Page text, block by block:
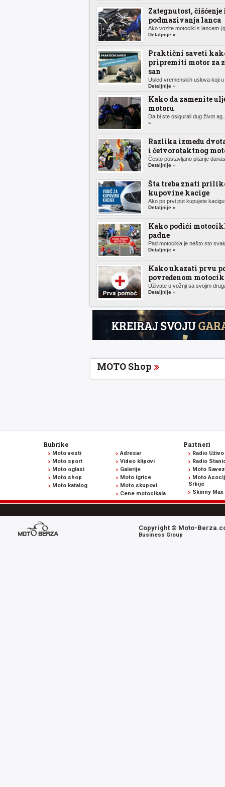
Zategnutost, čišćenje
podmazivanja lanca
Ako vozite motocikl s lancem
Detaljnije »
Praktični saveti
pripremiti motor za
san
Usled vremenskih uslova koji
Detaljnije »
Kako da zamenite
motoru
Da bi ste osigurali dug život
»
Razlika između
i četvorotaktnog
Često postavljano pitanje
Detaljnije »
Šta treba znati
kupovine kacige
Ako po prvi put kupujete
Detaljnije »
Kako podići
padne
Pad motocikla je nešto sto
Detaljnije »
Kako ukazati prvu
povređenom
Uživate u vožnji sa svojim
Detaljnije »
MOTO Shop
Rubrike
Moto vesti
Moto sport
Moto oglasi
Moto shop
Moto katalog
Adresar
Video klipovi
Galerije
Moto igrice
Moto skupovi
Cene motocikala
Partneri
Radio Uživo
Radio
Moto
Moto
Srbije
Skinny Max
Copyright © Moto-
Business Group